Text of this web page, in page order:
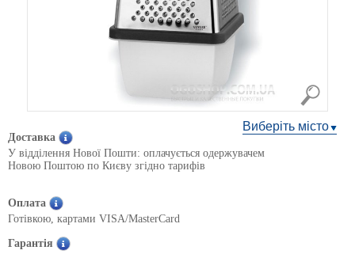
Виберіть місто
Доставка
У відділення Нової Пошти: оплачується одержувачем
Новою Поштою по Києву згідно тарифів
Оплата
Готівкою, картами VISA/MasterCard
Гарантія